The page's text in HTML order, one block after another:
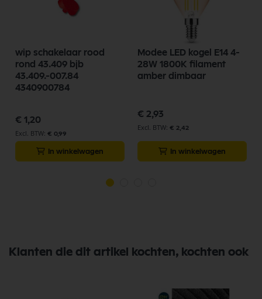
wip schakelaar rood
rond 43.409 bjb
43.409.-007.84
4340900784
€ 1,20
€ 0,99
In winkelwagen
Modee LED kogel E14 4-
28W 1800K filament
amber dimbaar
€ 2,93
€ 2,42
In winkelwagen
Klanten die dit artikel kochten, kochten ook